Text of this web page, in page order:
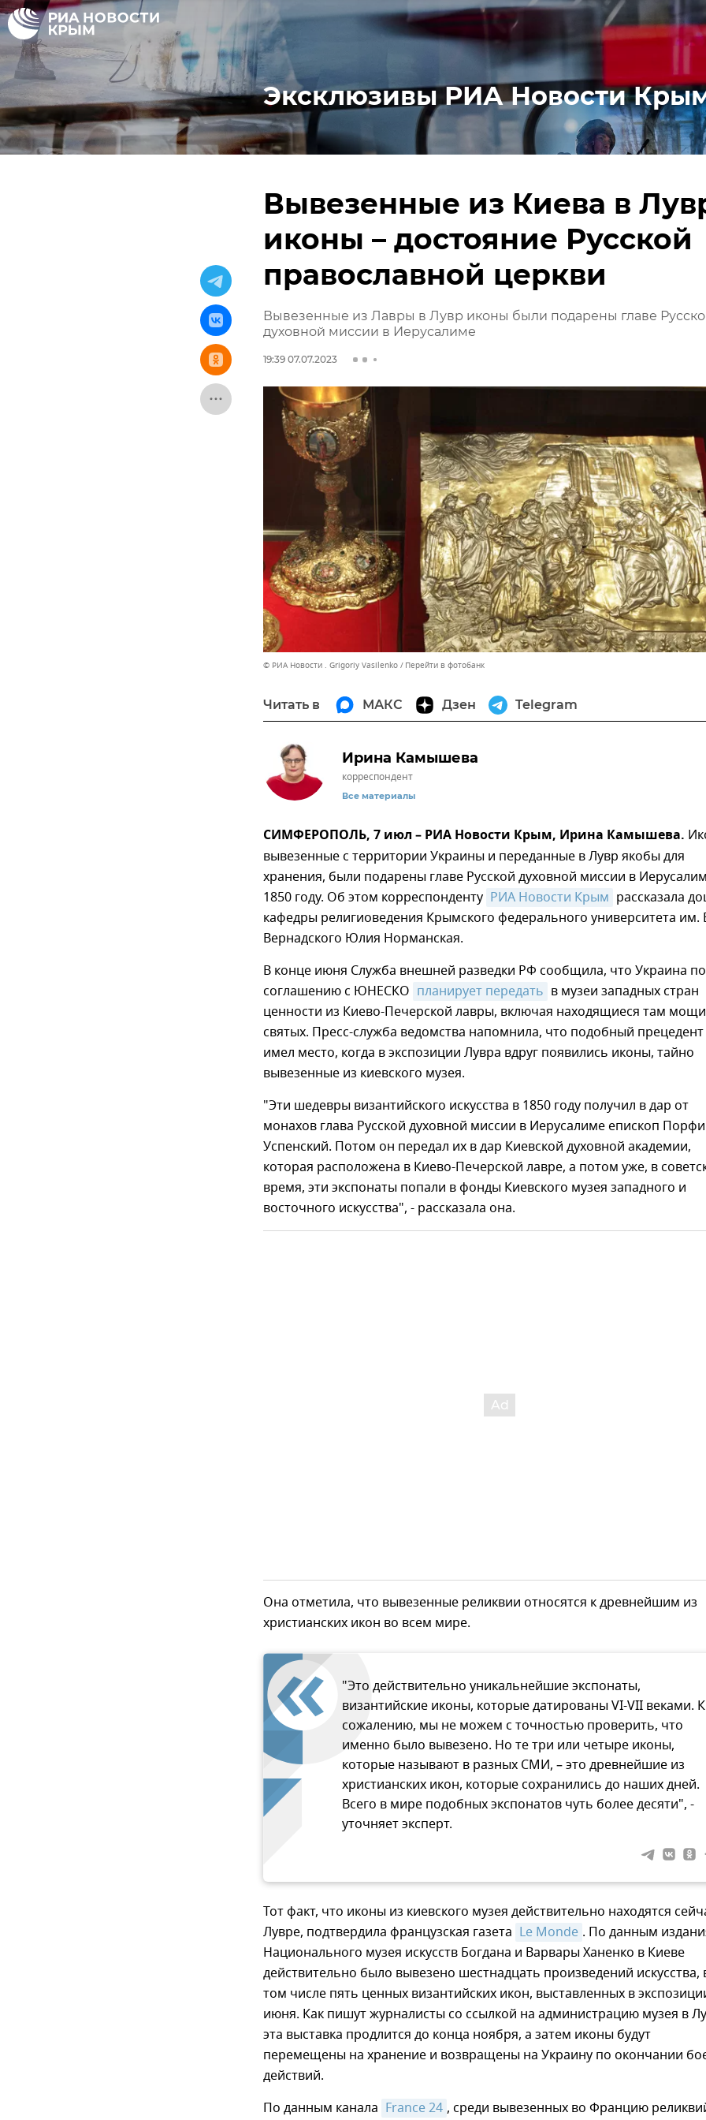
Эксклюзивы РИА Новости
Вывезенные из Киева в
иконы – достояние Русской
православной церкви
Вывезенные из Лавры в Лувр иконы были подарены главе
духовной миссии в Иерусалиме
19:39 07.07.2023
© РИА Новости . Grigoriy Vasilenko Перейти в фотобанк
Читать в МАКС Дзен Telegram
Ирина Камышева
корреспондент
Все материалы
СИМФЕРОПОЛЬ, 7 июл – РИА Новости Крым, Ирина Камышева.
вывезенные с территории Украины и переданные в Лувр якобы для
хранения, были подарены главе Русской духовной миссии в
1850 году. Об этом корреспонденту РИА Новости Крым рассказала
кафедры религиоведения Крымского федерального университета им.
Вернадского Юлия Норманская.
В конце июня Служба внешней разведки РФ сообщила, что Украина по
соглашению с ЮНЕСКО планирует передать в музеи западных стран
ценности из Киево-Печерской лавры, включая находящиеся там мощи
святых. Пресс-служба ведомства напомнила, что подобный
имел место, когда в экспозиции Лувра вдруг появились иконы, тайно
вывезенные из киевского музея.
"Эти шедевры византийского искусства в 1850 году получил в дар от
монахов глава Русской духовной миссии в Иерусалиме епископ
Успенский. Потом он передал их в дар Киевской духовной академии,
которая расположена в Киево-Печерской лавре, а потом уже, в
время, эти экспонаты попали в фонды Киевского музея западного и
восточного искусства", - рассказала она.
Она отметила, что вывезенные реликвии относятся к древнейшим из
христианских икон во всем мире.
"Это действительно уникальнейшие экспонаты,
византийские иконы, которые датированы VI-VII веками. К
сожалению, мы не можем с точностью проверить, что
именно было вывезено. Но те три или четыре иконы,
которые называют в разных СМИ, – это древнейшие из
христианских икон, которые сохранились до наших дней.
Всего в мире подобных экспонатов чуть более десяти", -
уточняет эксперт.
Тот факт, что иконы из киевского музея действительно находятся
Лувре, подтвердила французская газета Le Monde . По данным
Национального музея искусств Богдана и Варвары Ханенко в Киеве
действительно было вывезено шестнадцать произведений искусства,
том числе пять ценных византийских икон, выставленных в
июня. Как пишут журналисты со ссылкой на администрацию музея в
эта выставка продлится до конца ноября, а затем иконы будут
перемещены на хранение и возвращены на Украину по окончании
действий.
По данным канала France 24 , среди вывезенных во Францию